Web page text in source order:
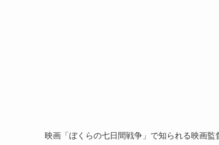
映画「ぼくらの七日間戦争」で知られる映画